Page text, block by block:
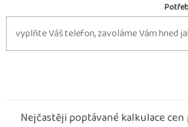
Nejčastěji poptávané kalkulace cen